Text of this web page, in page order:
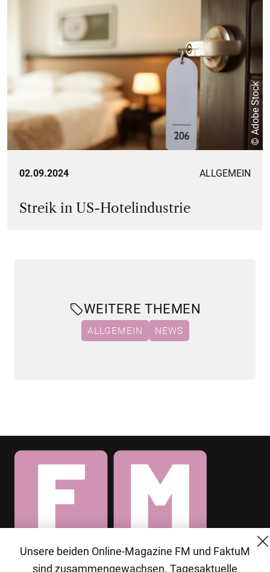
© Adobe Stock
02.09.2024 ALLGEMEIN
Streik in US-Hotelindustrie
WEITERE THEMEN
ALLGEMEIN NEWS
© 2026 MG Mediengruppe GmbH
Unsere beiden Online-Magazine FM und FaktuM
sind zusammengewachsen. Tagesaktuelle